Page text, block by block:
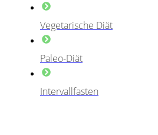
Vegetarische Diät
Paleo-Diät
Intervallfasten